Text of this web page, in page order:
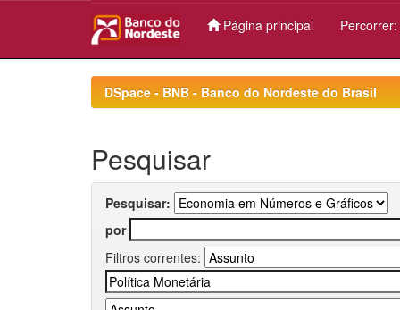
Página principal Percorrer:
DSpace - BNB - Banco do Nordeste do Brasil
Pesquisar
Pesquisar:
por
Filtros correntes: